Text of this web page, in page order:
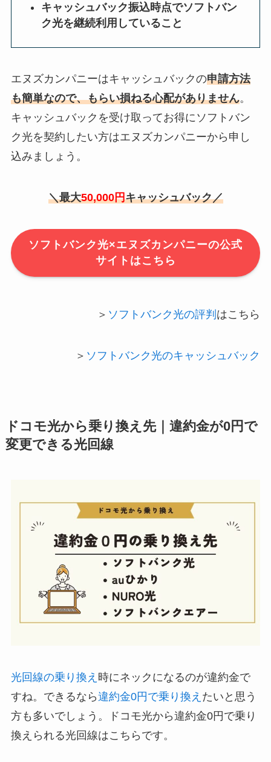
キャッシュバック振込時点でソフトバン
ク光を継続利用していること
エヌズカンパニーはキャッシュバックの申請方法
も簡単なので、もらい損ねる心配がありません。
キャッシュバックを受け取ってお得にソフトバン
ク光を契約したい方はエヌズカンパニーから申し
込みましょう。
＼最大50,000円キャッシュバック／
ソフトバンク光×エヌズカンパニーの公式
サイトはこちら
＞ ソフトバンク光の評判 はこちら
＞ ソフトバンク光のキャッシュバック
ドコモ光から乗り換え先｜違約金が0円で
変更できる光回線
光回線の乗り換え 時にネックになるのが違約金で
すね。できるなら違約金0円で乗り換え たいと思う
方も多いでしょう。ドコモ光から違約金0円で乗り
換えられる光回線はこちらです。